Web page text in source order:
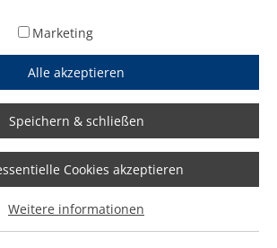
Glied des
Marketing
Alle akzeptieren
Speichern & schließen
Cookies akzeptieren
Weitere informationen